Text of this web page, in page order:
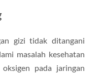
gizi tidak ditangani
masalah kesehatan
pada jaringan